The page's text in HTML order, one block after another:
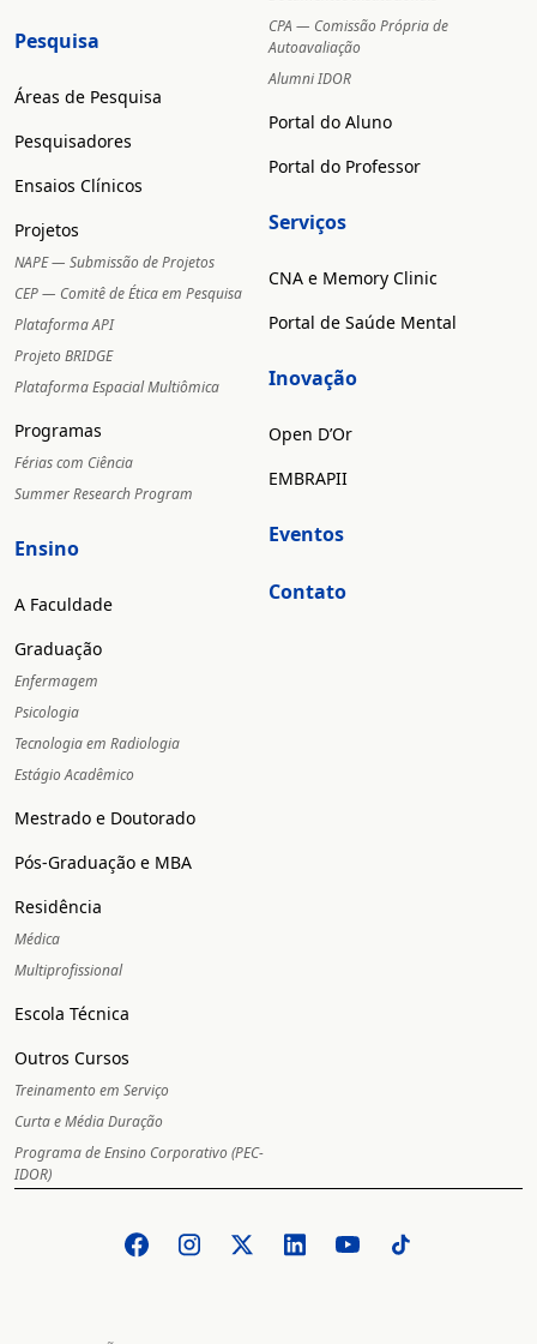
Pesquisa
Áreas de Pesquisa
Pesquisadores
Ensaios Clínicos
Projetos
NAPE — Submissão de Projetos
CEP — Comitê de Ética em Pesquisa
Plataforma API
Projeto BRIDGE
Plataforma Espacial Multiômica
Programas
Férias com Ciência
Summer Research Program
Ensino
A Faculdade
Graduação
Enfermagem
Psicologia
Tecnologia em Radiologia
Estágio Acadêmico
Mestrado e Doutorado
Pós-Graduação e MBA
Residência
Médica
Multiprofissional
Escola Técnica
Outros Cursos
Treinamento em Serviço
Curta e Média Duração
Programa de Ensino Corporativo (PEC-
IDOR)
CPA — Comissão Própria de
Autoavaliação
Alumni IDOR
Portal do Aluno
Portal do Professor
Serviços
CNA e Memory Clinic
Portal de Saúde Mental
Inovação
Open D’Or
EMBRAPII
Eventos
Contato